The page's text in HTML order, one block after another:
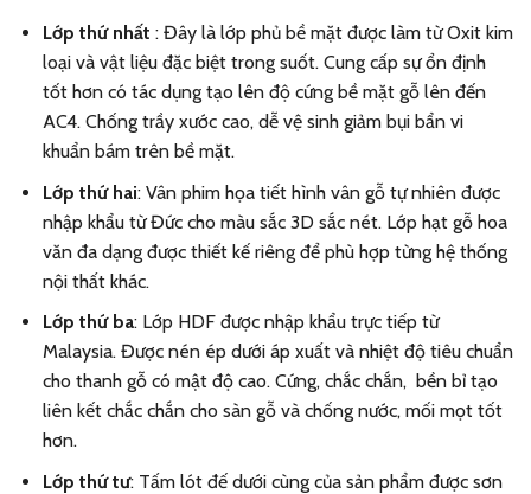
Lớp thứ nhất : Đây là lớp phủ bề mặt được làm từ Oxit kim
loại và vật liệu đặc biệt trong suốt. Cung cấp sự ổn định
tốt hơn có tác dụng tạo lên độ cứng bề mặt gỗ lên đến
AC4. Chống trầy xước cao, dễ vệ sinh giảm bụi bẩn vi
khuẩn bám trên bề mặt.
Lớp thứ hai: Vân phim họa tiết hình vân gỗ tự nhiên được
nhập khẩu từ Đức cho màu sắc 3D sắc nét. Lớp hạt gỗ hoa
văn đa dạng được thiết kế riêng để phù hợp từng hệ thống
nội thất khác.
Lớp thứ ba: Lớp HDF được nhập khẩu trực tiếp từ
Malaysia. Được nén ép dưới áp xuất và nhiệt độ tiêu chuẩn
cho thanh gỗ có mật độ cao. Cứng, chắc chắn, bền bỉ tạo
liên kết chắc chắn cho sàn gỗ và chống nước, mối mọt tốt
hơn.
Lớp thứ tư: Tấm lót đế dưới cùng của sản phẩm được sơn